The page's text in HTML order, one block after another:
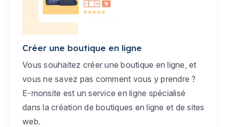
Créer une boutique en ligne
Vous souhaitez créer une boutique en ligne, et
vous ne savez pas comment vous y prendre ?
E-monsite est un service en ligne spécialisé
dans la création de boutiques en ligne et de sites
web.